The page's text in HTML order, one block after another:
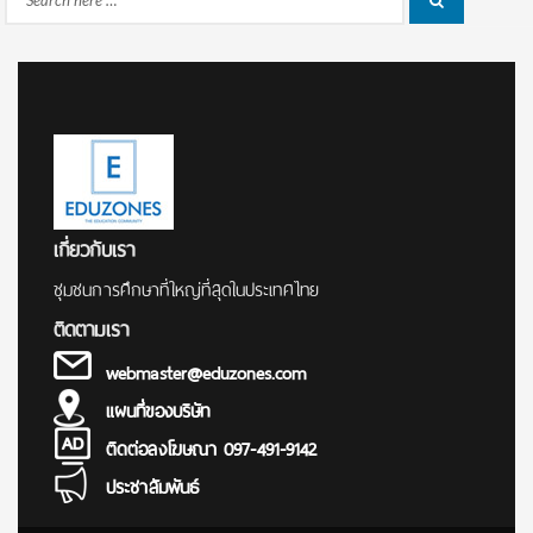
Search
เกี่ยวกับเรา
ชุมชนการศึกษาที่ใหญ่ที่สุดในประเทศไทย
ติดตามเรา
webmaster@eduzones.com
แผนที่ของบริษัท
ติดต่อลงโฆษณา 097-491-9142
ประชาสัมพันธ์